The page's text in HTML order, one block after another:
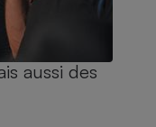
aussi des